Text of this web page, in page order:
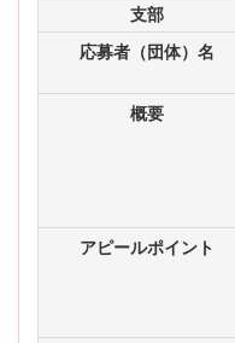
支部
応募者（団体）名
概要
アピールポイント